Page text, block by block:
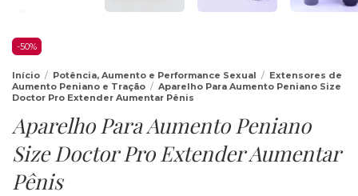
-50%
Início / Potência, Aumento e Performance Sexual / Extensores de
Aumento Peniano e Tração / Aparelho Para Aumento Peniano Size
Doctor Pro Extender Aumentar Pênis
Aparelho Para Aumento Peniano
Size Doctor Pro Extender Aumentar
Pênis